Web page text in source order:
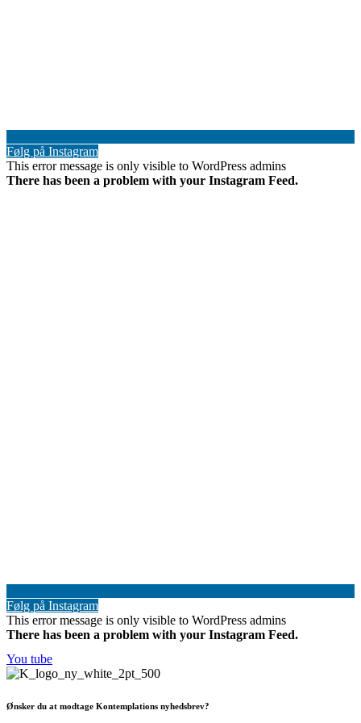
Følg på Instagram
This error message is only visible to WordPress admins
There has been a problem with your Instagram Feed.
Følg på Instagram
This error message is only visible to WordPress admins
There has been a problem with your Instagram Feed.
You tube
Ønsker du at modtage Kontemplations nyhedsbrev?